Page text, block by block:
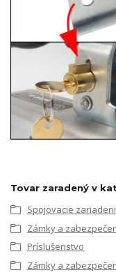
Tovar zaradený v
Spojovacie
Zámky a
Príslušenstvo
Zámky a